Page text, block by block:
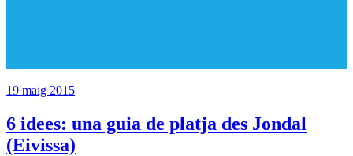
19 maig 2015
6 idees: una guia de platja des Jondal
(Eivissa)